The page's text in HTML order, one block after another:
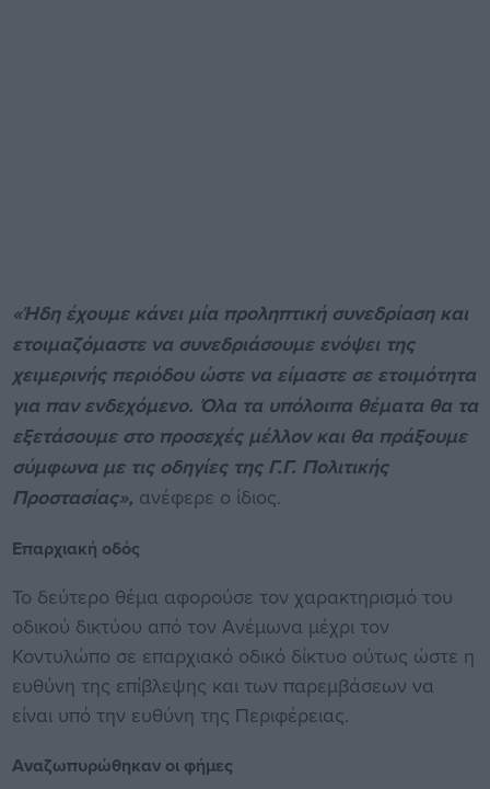
«Ήδη έχουμε κάνει μία προληπτική συνεδρίαση και
ετοιμαζόμαστε να συνεδριάσουμε ενόψει της
χειμερινής περιόδου ώστε να είμαστε σε ετοιμότητα
για παν ενδεχόμενο. Όλα τα υπόλοιπα θέματα θα τα
εξετάσουμε στο προσεχές μέλλον και θα πράξουμε
σύμφωνα με τις οδηγίες της Γ.Γ. Πολιτικής
Προστασίας», ανέφερε ο ίδιος.
Επαρχιακή οδός
Το δεύτερο θέμα αφορούσε τον χαρακτηρισμό του
οδικού δικτύου από τον Ανέμωνα μέχρι τον
Κοντυλώπο σε επαρχιακό οδικό δίκτυο ούτως ώστε η
ευθύνη της επίβλεψης και των παρεμβάσεων να
είναι υπό την ευθύνη της Περιφέρειας.
Αναζωπυρώθηκαν οι φήμες